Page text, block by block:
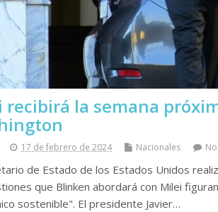
recibirá la semana
17 de febrero de 2024 Nacionales
de Estado de los Estados Unidos
que Blinken abordará con Milei
sostenible". El presidente Javier…